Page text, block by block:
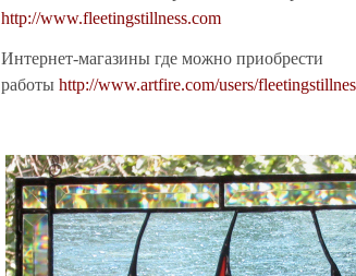
http://www.fleetingstillness.com
Интернет-магазины где можно приобрести
работы http://www.artfire.com/users/